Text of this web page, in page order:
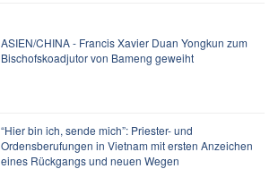
ASIEN/CHINA - Francis Xavier Duan Yongkun zum
Bischofskoadjutor von Bameng geweiht
“Hier bin ich, sende mich”: Priester- und
Ordensberufungen in Vietnam mit ersten Anzeichen
eines Rückgangs und neuen Wegen